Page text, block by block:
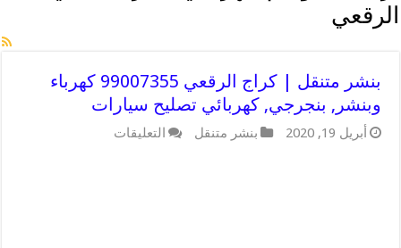
الرقعي
بنشر متنقل | كراج الرقعي 99007355 كهرباء
وبنشر, بنجرجي, كهربائي تصليح سيارات
أبريل 19, 2020 بنشر متنقل التعليقات